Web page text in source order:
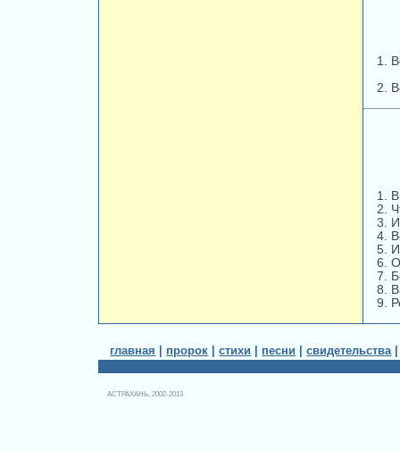
1.
2.
1.
2.
3.
4.
5.
6.
7.
8.
9.
главная пророк |стихи песни |свидетельства
АСТРАХАНЬ, 2002-2013